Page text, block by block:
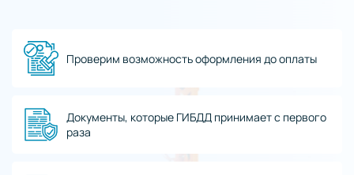
Проверим возможность оформления до оплаты
Документы, которые ГИБДД принимает с первого
раза